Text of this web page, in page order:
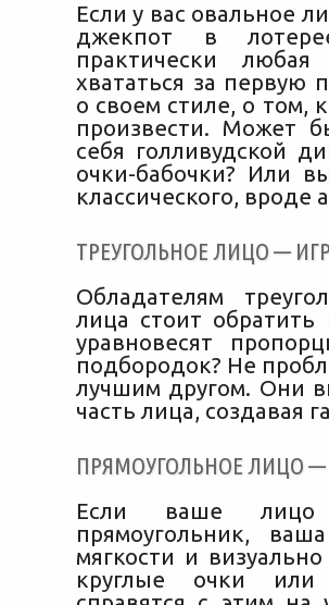
Если у вас овальное
джекпот в
практически
хвататься за первую
о своем стиле, о том,
произвести. Может
себя голливудской
очки-бабочки? Или
классического, вроде
ТРЕУГОЛЬНОЕ ЛИЦО —
Обладателям
лица стоит
уравновесят
подбородок? Не
лучшим другом. Они
часть лица, создавая
ПРЯМОУГОЛЬНОЕ ЛИЦО
Если ваше лицо
прямоугольник,
мягкости и
круглые очки или